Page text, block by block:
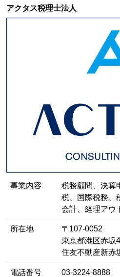
アクタス税理士法人
事業内容
税務顧問、決算
税、国際税務、
会計、経理アウ
所在地
〒107-0052
東京都港区⾚坂
住友不動産新赤
電話番号 03-3224-8888